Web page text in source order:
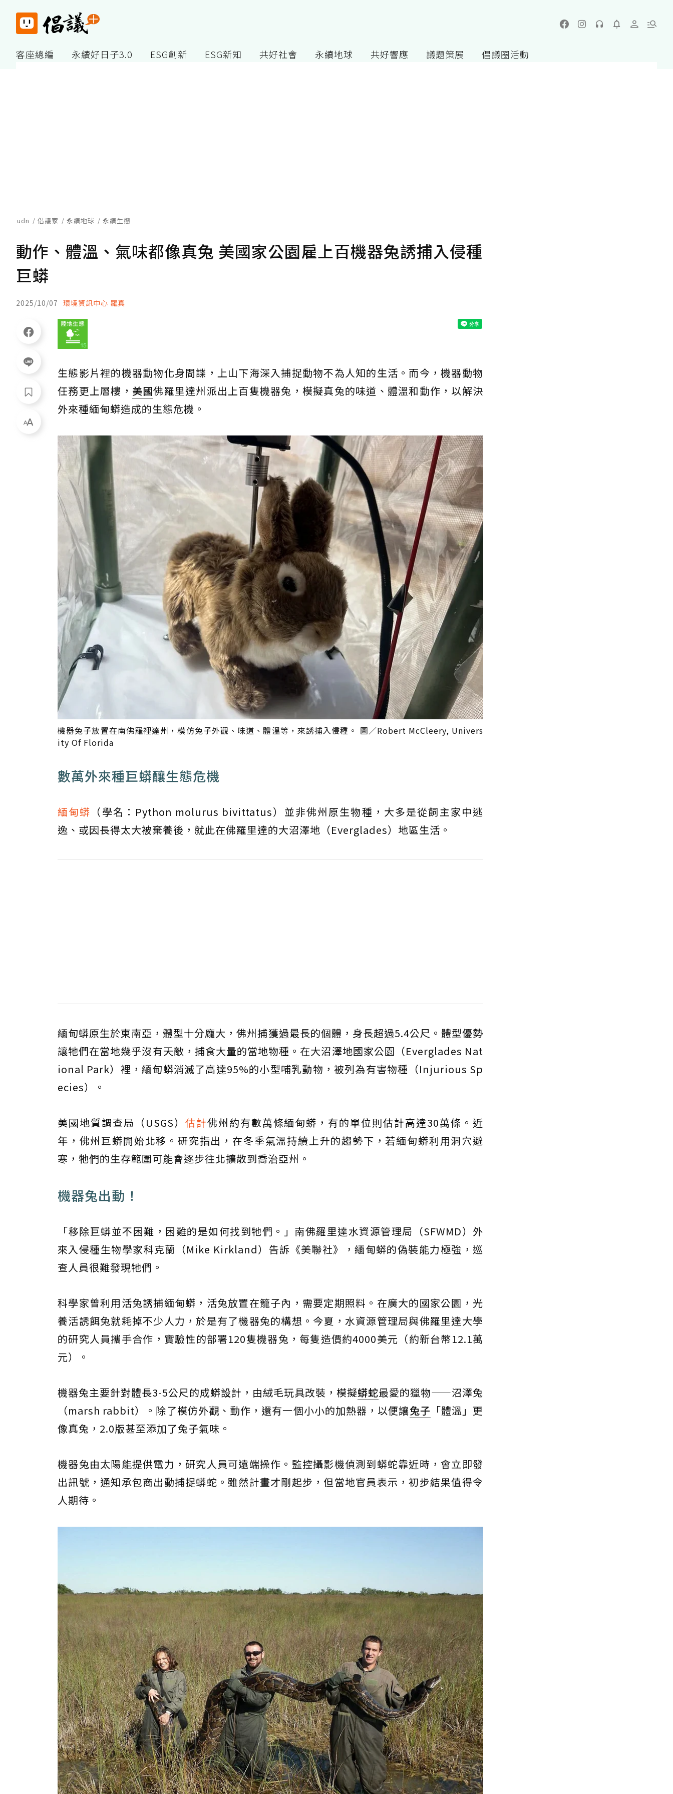
客座總編 永續好日子3.0 ESG創新 ESG新知 共好社會 永續地球 共好響應 議題策展 倡議圈活動
udn 倡議家 永續地球 永續生態
動作、體溫、氣味都像真兔 美國家公園雇上百機器兔誘捕入侵種
巨蟒
2025/10/07 環境資訊中心 羅真
生態影片裡的機器動物化身間諜，上山下海深入捕捉動物不為人知的生活。而今，機器動物
任務更上層樓， 美國佛羅里達州派出上百隻機器兔，模擬真兔的味道、體溫和動作，以解決
外來種緬甸蟒造成的生態危機。
機器兔子放置在南佛羅裡達州，模仿兔子外觀、味道、體溫等，來誘捕入侵種。 圖／Robert McCleery, Univers
ity Of Florida
數萬外來種巨蟒釀生態危機
緬甸蟒 （學名：Python molurus bivittatus）並非佛州原生物種，大多是從飼主家中逃
逸、或因長得太大被棄養後，就此在佛羅里達的大沼澤地（Everglades）地區生活。
緬甸蟒原生於東南亞，體型十分龐大，佛州捕獲過最長的個體，身長超過5.4公尺。體型優勢
讓牠們在當地幾乎沒有天敵，捕食大量的當地物種。在大沼澤地國家公園（Everglades Nat
ional Park）裡，緬甸蟒消滅了高達95%的小型哺乳動物，被列為有害物種（Injurious Sp
ecies）。
美國地質調查局（USGS） 估計佛州約有數萬條緬甸蟒，有的單位則估計高達30萬條。近
年，佛州巨蟒開始北移。研究指出，在冬季氣溫持續上升的趨勢下，若緬甸蟒利用洞穴避
寒，牠們的生存範圍可能會逐步往北擴散到喬治亞州。
機器兔出動！
「移除巨蟒並不困難，困難的是如何找到牠們。」南佛羅里達水資源管理局（SFWMD）外
來入侵種生物學家科克蘭（Mike Kirkland）告訴《美聯社》，緬甸蟒的偽裝能力極強，巡
查人員很難發現牠們。
科學家曾利用活兔誘捕緬甸蟒，活兔放置在籠子內，需要定期照料。在廣大的國家公園，光
養活誘餌兔就耗掉不少人力，於是有了機器兔的構想。今夏，水資源管理局與佛羅里達大學
的研究人員攜手合作，實驗性的部署120隻機器兔，每隻造價約4000美元（約新台幣12.1萬
元）。
機器兔主要針對體長3-5公尺的成蟒設計，由絨毛玩具改裝，模擬蟒蛇最愛的獵物——沼澤兔
（marsh rabbit）。除了模仿外觀、動作，還有一個小小的加熱器，以便讓兔子 「體溫」更
像真兔，2.0版甚至添加了兔子氣味。
機器兔由太陽能提供電力，研究人員可遠端操作。監控攝影機偵測到蟒蛇靠近時，會立即發
出訊號，通知承包商出動捕捉蟒蛇。雖然計畫才剛起步，但當地官員表示，初步結果值得令
人期待。